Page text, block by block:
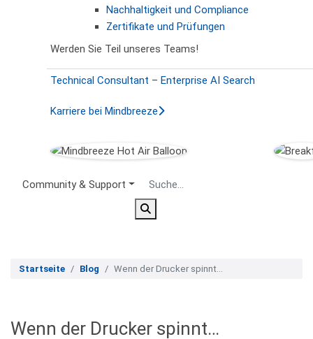
Nachhaltigkeit und Compliance
Zertifikate und Prüfungen
Werden Sie Teil unseres Teams!
Technical Consultant – Enterprise AI Search
Karriere bei Mindbreeze
Secondary Menu
Community & Support
Startseite Blog Wenn der Drucker spinnt…
Wenn der Drucker spinnt…